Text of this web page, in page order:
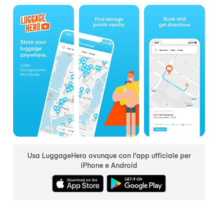
Usa LuggageHero ovunque con l'app ufficiale per
iPhone e Android